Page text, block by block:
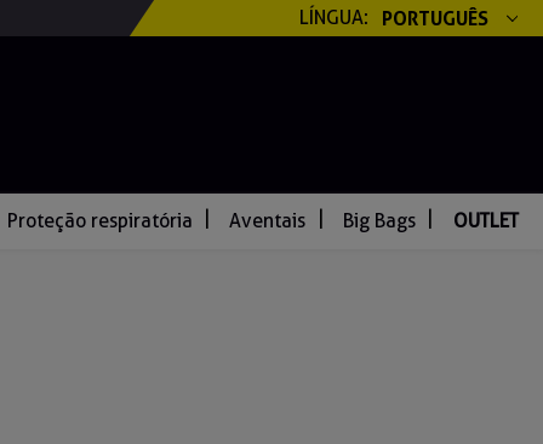
LÍNGUA: PORTUGUÊS
Proteção respiratória Aventais Big Bags OUTLET